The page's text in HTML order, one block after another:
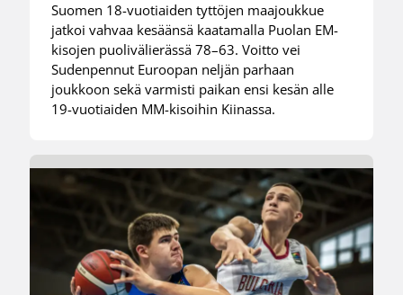
Suomen 18-vuotiaiden tyttöjen maajoukkue
jatkoi vahvaa kesäänsä kaatamalla Puolan EM-
kisojen puolivälierässä 78–63. Voitto vei
Sudenpennut Euroopan neljän parhaan
joukkoon sekä varmisti paikan ensi kesän alle
19-vuotiaiden MM-kisoihin Kiinassa.